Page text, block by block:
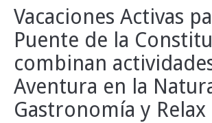
ALOJAMIENTO
OFERTAS
CURSOS
INFO Y
Vacaciones Activas
Puente de la
combinan
Aventura en la
Gastronomía y Relax